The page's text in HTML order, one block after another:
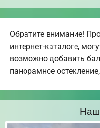
Обратите внимание!
интернет-каталоге,
возможно добавить
панорамное